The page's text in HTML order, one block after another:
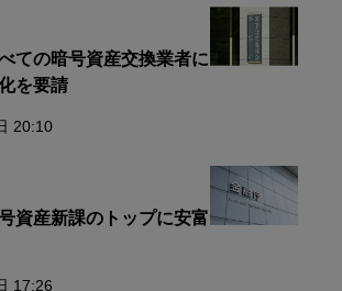
ての暗号資産交換業者に
を要請
20:10
資産新課のトップに安富
17:26